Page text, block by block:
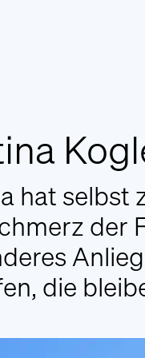
Kontakt
Wir stehen Ihnen
Wünschen
Kontaktieren
hat selbst
der
die